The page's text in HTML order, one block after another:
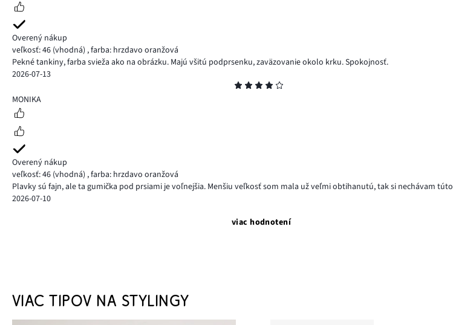
Overený nákup
veľkosť: 46 (vhodná) ,farba: hrzdavo oranžová
Pekné tankiny, farba svieža ako na obrázku. Majú všitú podprsenku, zaväzovanie okolo krku. Spokojnosť.
2026-07-13
4
MONIKA
Overený nákup
veľkosť: 46 (vhodná) ,farba: hrzdavo oranžová
Plavky sú fajn, ale ta gumička pod prsiami je voľnejšia. Menšiu veľkosť som mala už veľmi obtihanutú, tak si nechávam túto
2026-07-10
viac hodnotení
VIAC TIPOV NA STYLINGY